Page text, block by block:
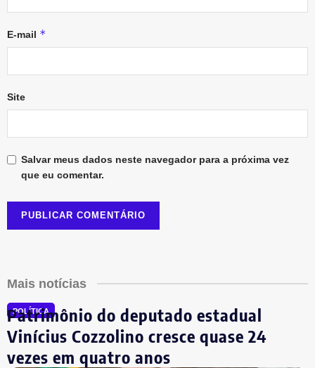
E-mail *
Site
Salvar meus dados neste navegador para a próxima vez
que eu comentar.
Mais notícias
POLÍTICA
Patrimônio do deputado estadual
Vinícius Cozzolino cresce quase 24
vezes em quatro anos